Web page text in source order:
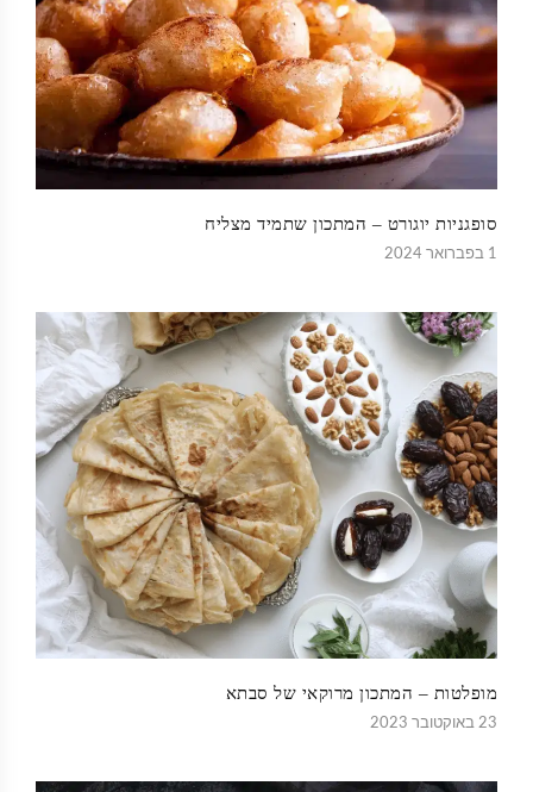
סופגניות יוגורט – המתכון שתמיד מצליח
1 בפברואר 2024
מופלטות – המתכון מרוקאי של סבתא
23 באוקטובר 2023